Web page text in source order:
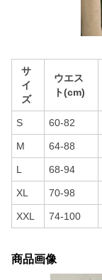
サ
イ
ズ
ウエス
ト(cm)
S 60-82
M 64-88
L 68-94
XL 70-98
XXL 74-100
商品画像